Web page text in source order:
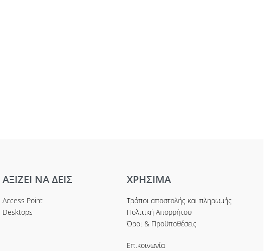
ΑΞΙΖΕΙ ΝΑ ΔΕΙΣ
Access Point
Desktops
ΧΡΗΣΙΜΑ
Τρόποι αποστολής και πληρωμής
Πολιτική Απορρήτου
Όροι & Προϋποθέσεις
Επικοινωνία